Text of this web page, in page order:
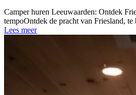
Camper huren Leeuwaarden: Ontdek
tempoOntdek de pracht van Friesland, te
Lees meer